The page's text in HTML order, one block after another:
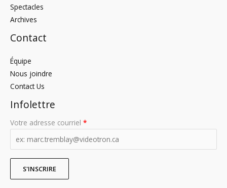
Spectacles
Archives
Contact
Équipe
Nous joindre
Contact Us
Infolettre
Votre adresse courriel *